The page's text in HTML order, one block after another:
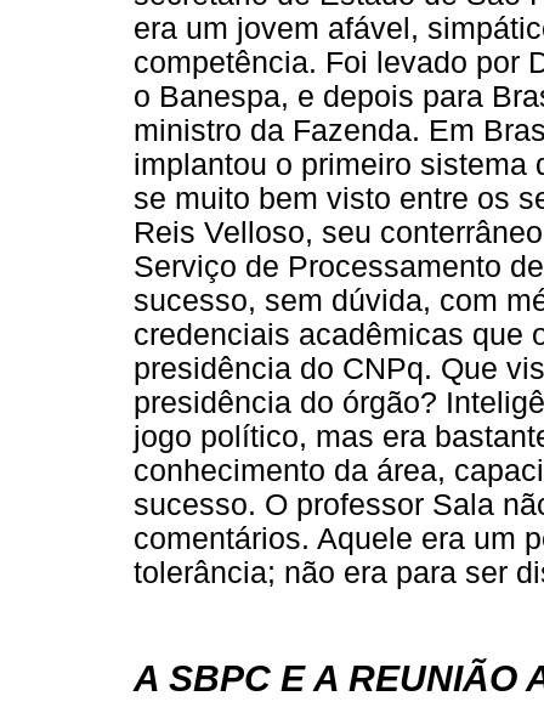
era um jovem afável,
competência. Foi levado por
o Banespa, e depois para
ministro da Fazenda. Em
implantou o primeiro sistema
se muito bem visto entre os
Reis Velloso, seu
Serviço de Processamento
sucesso, sem dúvida, com
credenciais acadêmicas que
presidência do CNPq. Que
presidência do órgão?
jogo político, mas era
conhecimento da área,
sucesso. O professor Sala
comentários. Aquele era um
tolerância; não era para ser
A SBPC E A REUNIÃO